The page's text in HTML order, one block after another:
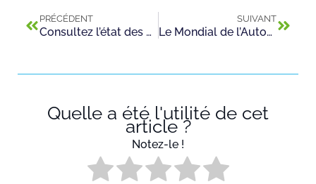
PRÉCÉDENT
Consultez l’état des places disponibles dans nos centres
SUIVANT
Le Mondial de l’Automobile 2018, c’est parti !
Quelle a été l'utilité de cet
article ?
Notez-le !